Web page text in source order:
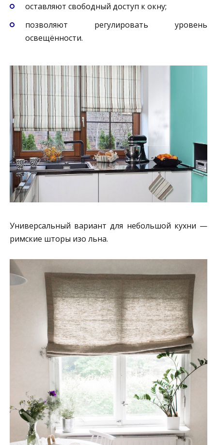
оставляют свободный доступ к окну;
позволяют регулировать уровень
освещённости.
Универсальный вариант для небольшой кухни —
римские шторы изо льна.